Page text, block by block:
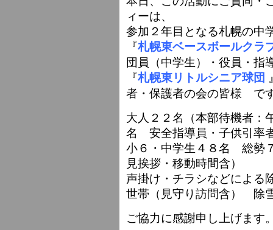
ィーは、
参加２年目となる札幌の中
『札幌東ベースボールクラ
団員（中学生）・役員・指
『札幌東リトルシニア球団
者・保護者の会の皆様 で
大人２２名（本部待機者
名 安全指導員・子供引率
小６・中学生４８名 総勢
見挨拶・移動時間含）
声掛け・チラシなどによ
世帯（見守り訪問含） 除
ご協力に感謝申し上げます